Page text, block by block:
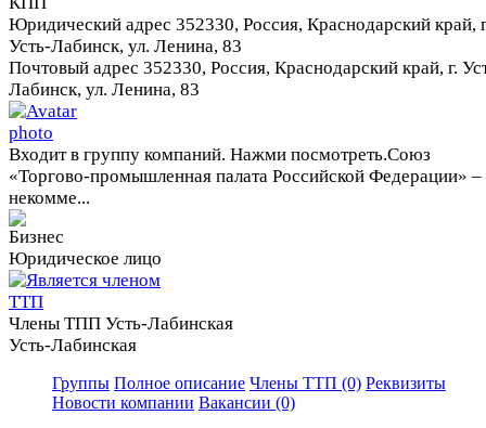
Юридический адрес 352330, Россия, Краснодарский край,
Усть-Лабинск, ул. Ленина, 83
Почтовый адрес 352330, Россия, Краснодарский край, г.
Лабинск, ул. Ленина, 83
Входит в группу компаний. Нажми посмотреть.Союз
«Торгово-промышленная палата Российской Федерации» –
некомме...
Юридическое лицо
Члены ТПП Усть-Лабинская
Усть-Лабинская
Группы Полное описание Члены ТТП (0) Реквизиты
Новости компании Вакансии (0)